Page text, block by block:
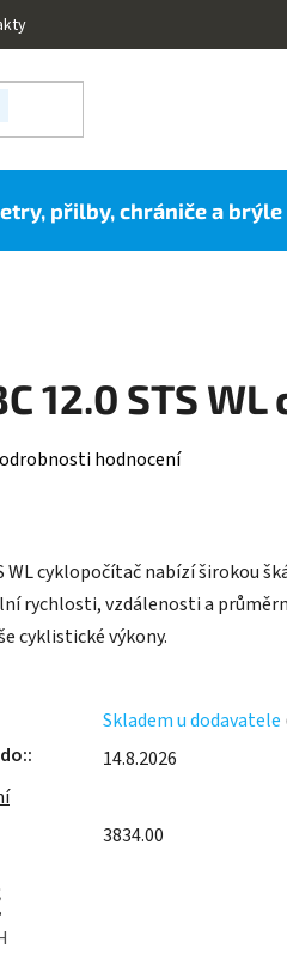
přilby, chrániče a brýle
12.0 STS
hodnocení
WL cyklopočítač nabízí širokou
rychlosti, vzdálenosti a
cyklistické výkony.
Skladem u dodavatele
14.8.2026
3834.00